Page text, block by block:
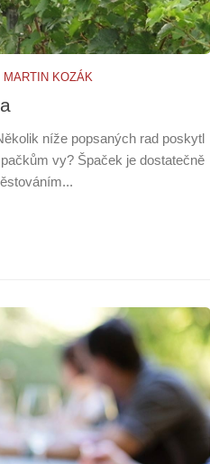
MARTIN KOZÁK
níže popsaných rad poskytl
vy? Špaček je dostatečně